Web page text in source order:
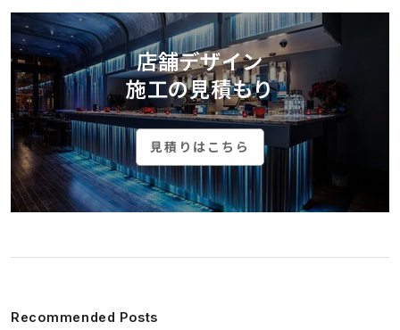
店舗デザイン
施工の見積もり
見積りはこちら
Recommended Posts